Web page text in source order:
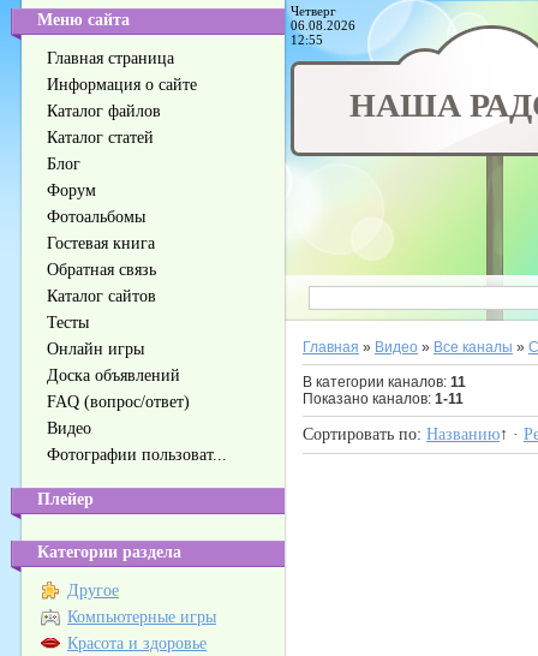
Меню сайта
Главная страница
Информация о сайте
Каталог файлов
Каталог статей
Блог
Форум
Фотоальбомы
Гостевая книга
Обратная связь
Каталог сайтов
Тесты
Онлайн игры
Доска объявлений
FAQ (вопрос/ответ)
Видео
Фотографии пользоват...
Плейер
Категории раздела
Другое
Компьютерные игры
Красота и здоровье
Четверг
06.08.2026
12:55
НАША
Главная » Видео » Все каналы »
В категории каналов: 11
Показано каналов: 1-11
Сортировать по: Названию↑ ·